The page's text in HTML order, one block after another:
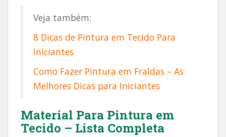
Veja também:
8 Dicas de Pintura em Tecido Para
Iniciantes
Como Fazer Pintura em Fraldas – As
Melhores Dicas para Iniciantes
Material Para Pintura em
Tecido – Lista Completa